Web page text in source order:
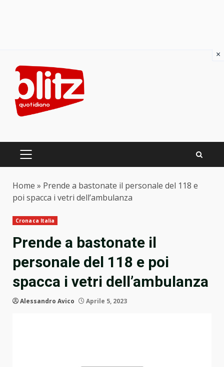
content
PRIMARY
Home » Prende a bastonate il personale del 118 e
poi spacca i vetri dell’ambulanza
Cronaca Italia
Prende a bastonate il
personale del 118 e poi
spacca i vetri dell’ambulanza
Alessandro Avico Aprile 5, 2023
×